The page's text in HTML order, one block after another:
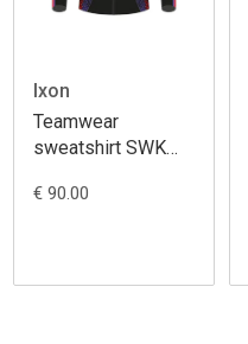
Ixon
Teamwear
sweatshirt SWK
26
€ 90.00